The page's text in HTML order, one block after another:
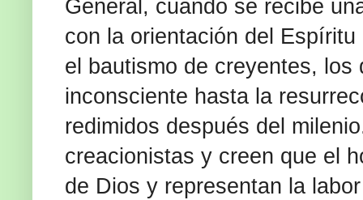
General, cuando se recibe
con la orientación del
el bautismo de creyentes,
inconsciente hasta la
redimidos después del
creacionistas y creen que el
de Dios y representan la